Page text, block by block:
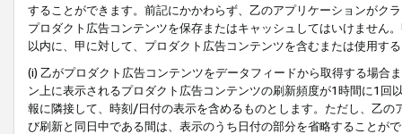
することができます。前記にかかわらず、乙のアプリケーションがク
プロダクト広告コンテンツを保存またはキャッシュしてはいけません
以内に、甲に対して、プロダクト広告コンテンツを含むまたは使用す
(i) 乙がプロダクト広告コンテンツをデータフィードから取得する場合
ン上に表示されるプロダクト広告コンテンツの刷新頻度が1時間に1
報に隣接して、時刻/日付の表示を含めるものとします。ただし、乙
び刷新と同日中である間は、表示のうち日付の部分を省略することが